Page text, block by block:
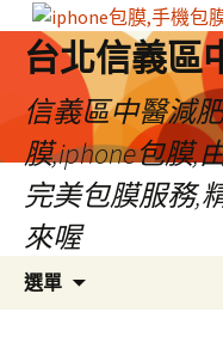
台北信義區
信義區中醫減
膜,iphone包膜,
完美包膜服務,
來喔
選單